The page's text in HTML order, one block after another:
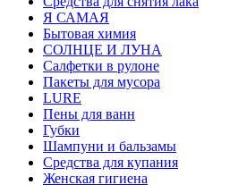
Я САМАЯ
Бытовая химия
СОЛНЦЕ И ЛУНА
Салфетки в рулоне
Пакеты для мусора
LURE
Пены для ванн
Губки
Шампуни и бальзамы
Средства для купания
Женская гигиена